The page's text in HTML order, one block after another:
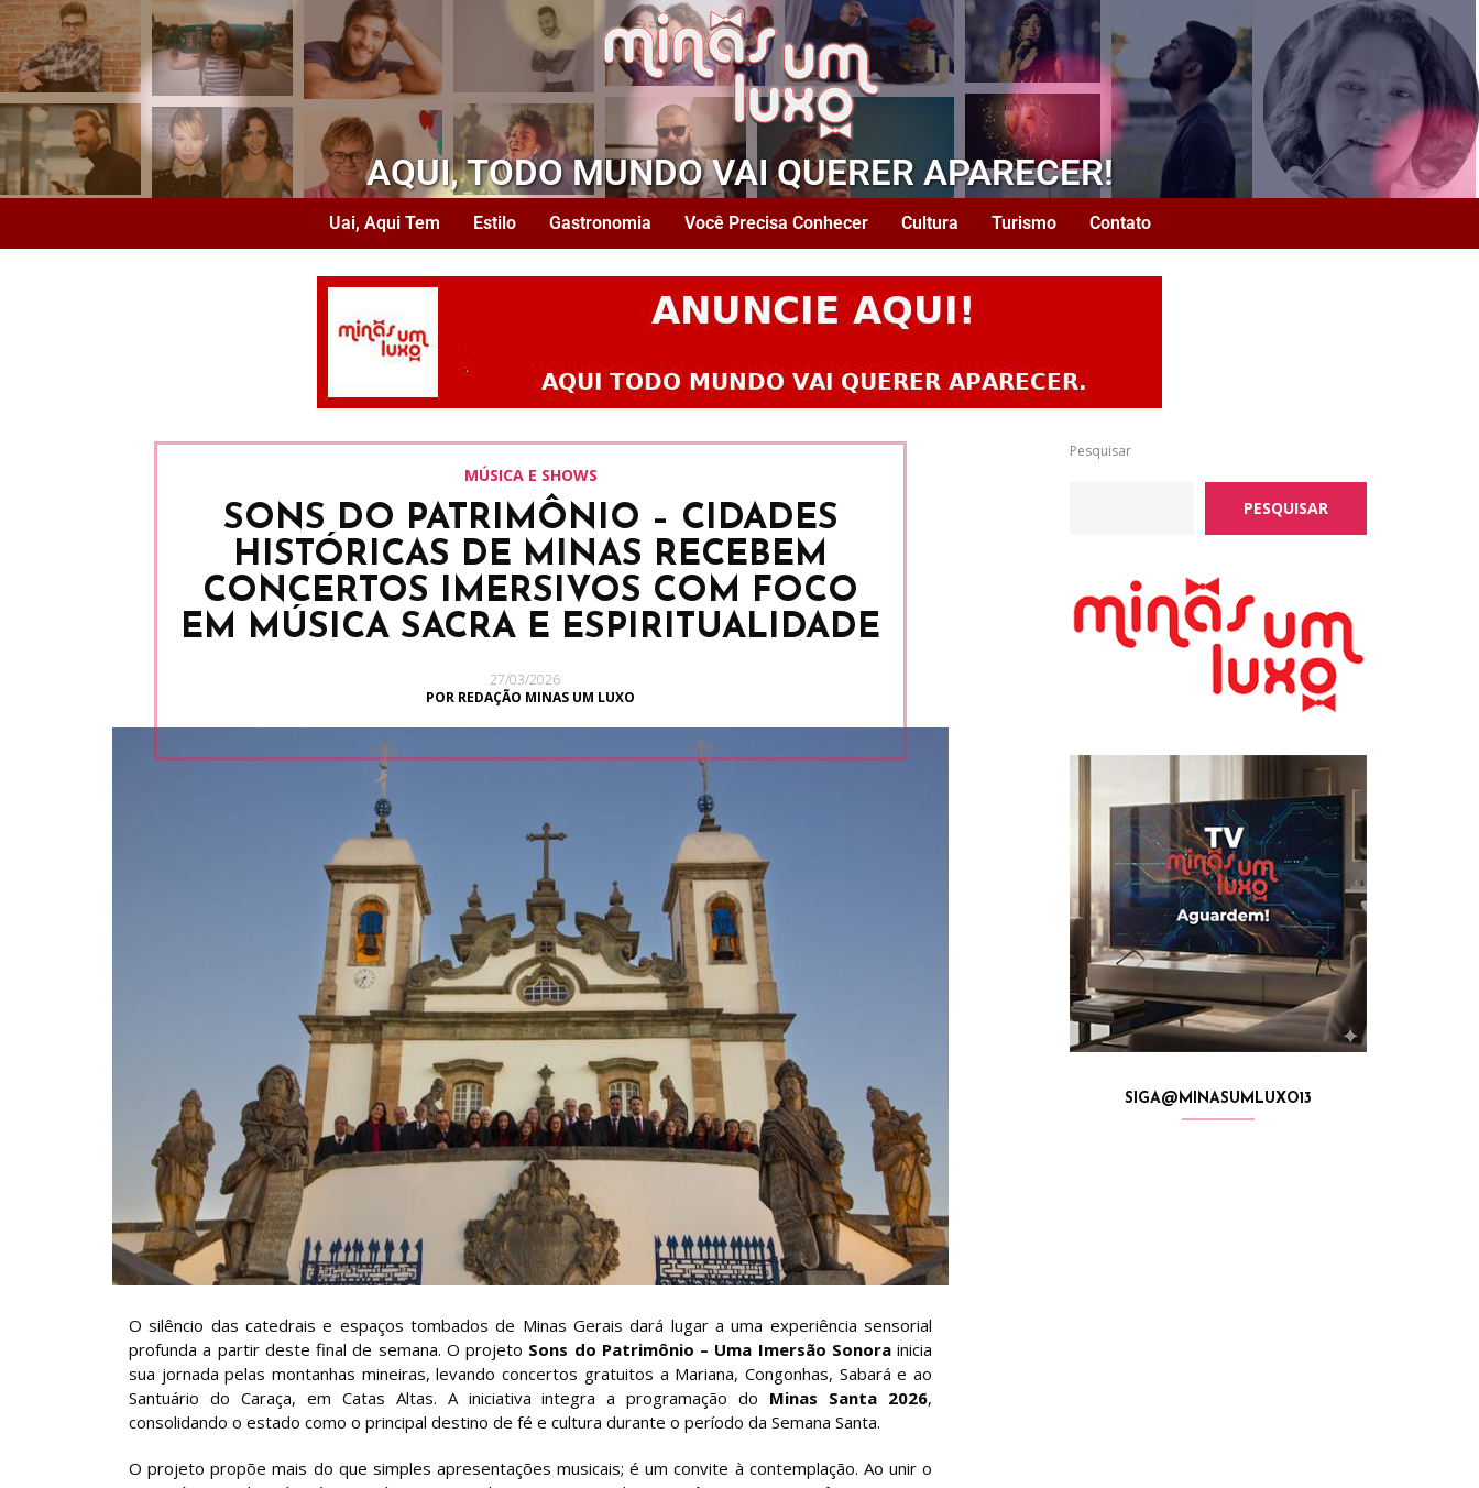
AQUI, TODO MUNDO VAI QUERER APARECER!
Uai, Aqui Tem Estilo Gastronomia Você Precisa Conhecer Cultura Turismo Contato
MÚSICA E SHOWS
SONS DO PATRIMÔNIO – CIDADES
HISTÓRICAS DE MINAS RECEBEM
CONCERTOS IMERSIVOS COM FOCO
EM MÚSICA SACRA E ESPIRITUALIDADE
27/03/2026
POR REDAÇÃO MINAS UM LUXO
O silêncio das catedrais e espaços tombados de Minas Gerais dará lugar a uma experiência sensorial
profunda a partir deste final de semana. O projeto Sons do Patrimônio – Uma Imersão Sonorainicia
sua jornada pelas montanhas mineiras, levando concertos gratuitos a Mariana, Congonhas, Sabará e ao
Santuário do Caraça, em Catas Altas. A iniciativa integra a programação do Minas Santa 2026,
consolidando o estado como o principal destino de fé e cultura durante o período da Semana Santa.
O projeto propõe mais do que simples apresentações musicais; é um convite à contemplação. Ao unir o
Pesquisar
PESQUISAR
SIGA@MINASUMLUXO13